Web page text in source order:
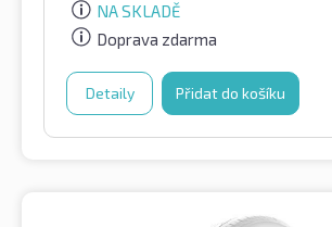
NA SKLADĚ
Doprava zdarma
Detaily Přidat do košíku